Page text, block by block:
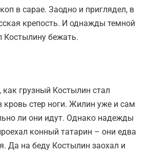
в сарае. Заодно и приглядел, в
крепость. И однажды темной
бежать.
грузный Костылин стал
кровь стер ноги. Жилин уже и сам
ли они идут. Однако надежды
конный татарин – они едва
Да на беду Костылин заохал и